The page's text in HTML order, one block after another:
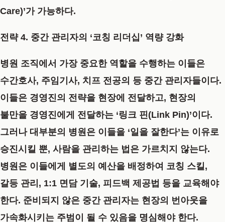
Care)’가 가능하다.
전략 4. 중간 관리자의 ‘코칭 리더십’ 역량 강화
병원 조직에서 가장 중요한 역할을 수행하는 이들은
수간호사, 주임기사, 치프 전공의 등 중간 관리자들이다.
이들은 경영진의 전략을 현장에 전달하고, 현장의
불만을 경영진에게 전달하는 ‘링크 핀(Link Pin)’이다.
그러나 대부분의 병원은 이들을 ‘일을 잘한다’는 이유로
승진시킬 뿐, 사람을 관리하는 법은 가르치지 않는다.
병원은 이들에게 별도의 예산을 배정하여 코칭 스킬,
갈등 관리, 1:1 면담 기술, 피드백 제공법 등을 교육해야
한다. 준비되지 않은 중간 관리자는 현장의 번아웃을
가속화시키는 주범이 될 수 있음을 명심해야 한다.